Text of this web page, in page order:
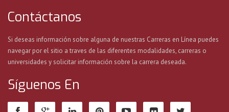
Contáctanos
Si deseas información sobre alguna de nuestras Carreras en Línea puedes
navegar por el sitio a traves de las diferentes modalidades, carreras o
universidades y solicitar información sobre la carrera deseada.
Síguenos En